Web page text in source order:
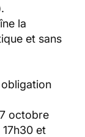
la
et sans
octobre
et